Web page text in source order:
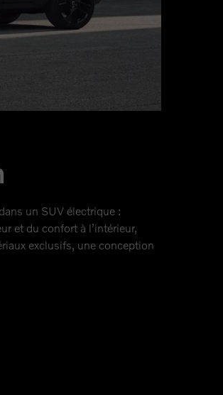
un SUV électrique :
et du confort à l’intérieur,
exclusifs, une conception